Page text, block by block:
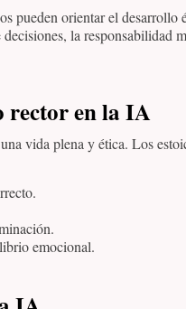
pueden orientar el desarrollo
la responsabilidad
rector en la IA
vida plena y ética. Los
emocional.